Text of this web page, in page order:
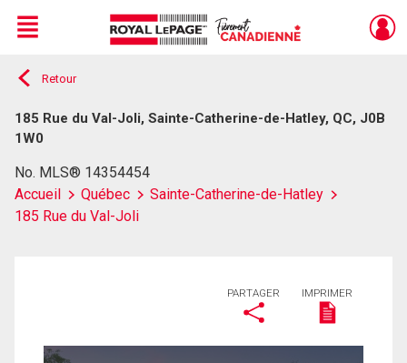
Live
En Direct
Menu
Retour
185 Rue du Val-Joli, Sainte-Catherine-de-Hatley, QC, J0B
1W0
No. MLS® 14354454
Accueil
Québec
Sainte-Catherine-de-Hatley
185 Rue du Val-Joli
PARTAGER IMPRIMER